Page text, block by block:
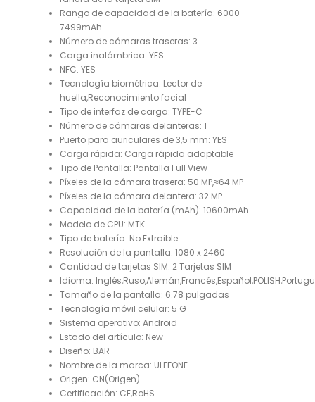
Rango de capacidad de la batería: 6000-
7499mAh
Número de cámaras traseras: 3
Carga inalámbrica: YES
NFC: YES
Tecnología biométrica: Lector de
huella,Reconocimiento facial
Tipo de interfaz de carga: TYPE-C
Número de cámaras delanteras: 1
Puerto para auriculares de 3,5 mm: YES
Carga rápida: Carga rápida adaptable
Tipo de Pantalla: Pantalla Full View
Píxeles de la cámara trasera: 50 MP,≈64 MP
Píxeles de la cámara delantera: 32 MP
Capacidad de la batería (mAh): 10600mAh
Modelo de CPU: MTK
Tipo de batería: No Extraible
Resolución de la pantalla: 1080 x 2460
Cantidad de tarjetas SIM: 2 Tarjetas SIM
Idioma:
Tamaño de la pantalla: 6.78 pulgadas
Tecnología móvil celular: 5 G
Sistema operativo: Android
Estado del artículo: New
Diseño: BAR
Nombre de la marca: ULEFONE
Origen: CN(Origen)
Certificación: CE,RoHS